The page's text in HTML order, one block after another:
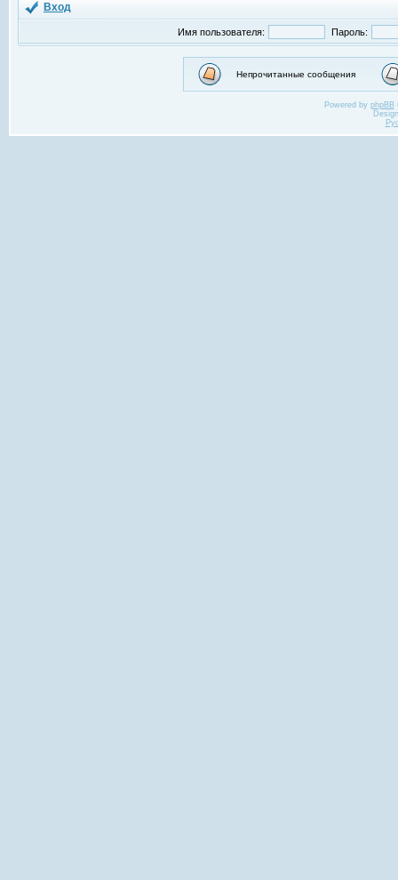
Вход
Имя пользователя: Пароль:
Непрочитанные сообщения
Powered by phpBB